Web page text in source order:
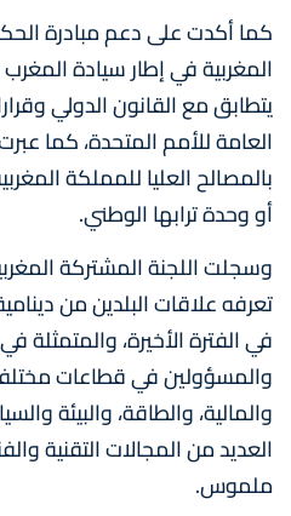
كما أكدت على دعم مبادرة
المغربية في إطار سيادة
يتطابق مع القانون الدولي
العامة للأمم المتحدة، كما
بالمصالح العليا للمملكة
أو وحدة ترابها الوطني.
وسجلت اللجنة المشتركة
تعرفه علاقات البلدين من
في الفترة الأخيرة، والمتمثلة في
والمسؤولين في قطاعات
والمالية، والطاقة، والبيئة
العديد من المجالات التقنية
ملموس.